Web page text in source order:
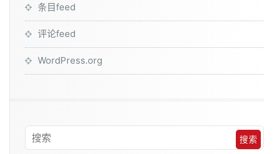
条目feed
评论feed
WordPress.org